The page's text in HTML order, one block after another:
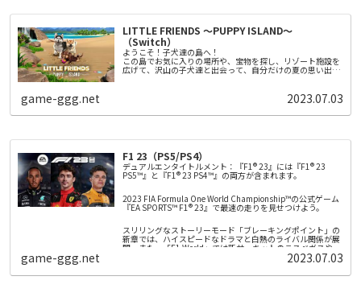
焦らずゆっくりプレイできる【無期限モード】やキャラクタ
ーたちとの交流イベントの追加、華やかな演出の必殺技…さ
らにボリュームアップした本作の世界を楽しめます。
武器、防具、アクセサリーといった装備がクエスト報酬や敵
ば、装備の打ち直しをしてそれぞれの装備性能をランダムに
変化させることもできます。
◆「幻想郷」の住人が持つお悩みを解決！多種多様なサブク
エスト
人間、仙人、妖怪たちから持ち掛けられる相談事（サブクエ
スト）を解決してあげましょう。人探しや異変の調査 、戦闘
戦闘を有利にするレアな装備などが入手できます。
LITTLE FRIENDS ～PUPPY ISLAND～
（Switch）
ようこそ！子犬達の島へ！
この島でお気に入りの場所や、宝物を探し、リゾート施設を
広げて、沢山の子犬達と出会って、自分だけの夏の思い出を
つくろう！
愛犬と一緒に島を冒険
game-ggg.net 2023.07.03
F1 23（PS5/PS4）
デュアルエンタイトルメント：『F1® 23』には『F1® 23
PS5™』と『F1® 23 PS4™』の両方が含まれます。
2023 FIA Formula One World Championship™の公式ゲーム
『EA SPORTS™ F1® 23』で最速の走りを見せつけよう。
スリリングなストーリーモード「ブレーキングポイント」の
新章では、ハイスピードなドラマと白熱のライバル関係が展
開。また、「F1 World」では新サーキットのラスベガスやカ
タールでホイール・トゥ・ホイールのレースを楽しみ、報酬
やアップグレードを手に入れることができます。さらに、新
しいレッドフラッグが本格的な戦略的要素を加え、レース距
game-ggg.net 2023.07.03